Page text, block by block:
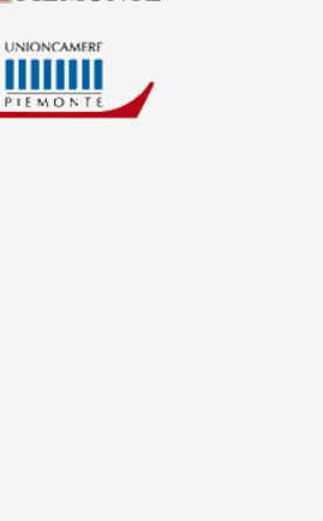
e trasparenza